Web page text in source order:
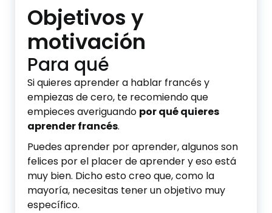
Objetivos y
motivación
Para qué
Si quieres aprender a hablar francés y
empiezas de cero, te recomiendo que
empieces averiguando por qué quieres
aprender francés.
Puedes aprender por aprender, algunos son
felices por el placer de aprender y eso está
muy bien. Dicho esto creo que, como la
mayoría, necesitas tener un objetivo muy
específico.